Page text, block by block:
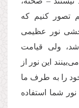
تصور کنیم که
نور عظیمی
ولی قیامت
این نور از
را به طرف ما
شما استفاده